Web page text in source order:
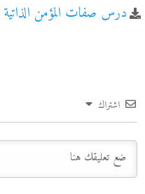
درس صفات المؤمن الذاتية
اشتراك